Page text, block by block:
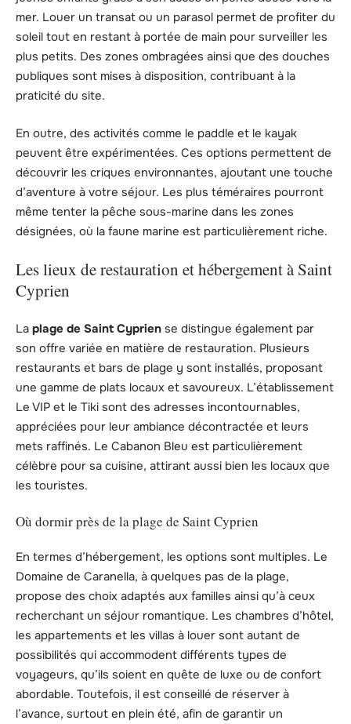
mer. Louer un transat ou un parasol permet de profiter du
soleil tout en restant à portée de main pour surveiller les
plus petits. Des zones ombragées ainsi que des douches
publiques sont mises à disposition, contribuant à la
praticité du site.
En outre, des activités comme le paddle et le kayak
peuvent être expérimentées. Ces options permettent de
découvrir les criques environnantes, ajoutant une touche
d’aventure à votre séjour. Les plus téméraires pourront
même tenter la pêche sous-marine dans les zones
désignées, où la faune marine est particulièrement riche.
Les lieux de restauration et hébergement à Saint
Cyprien
La plage de Saint Cyprien se distingue également par
son offre variée en matière de restauration. Plusieurs
restaurants et bars de plage y sont installés, proposant
une gamme de plats locaux et savoureux. L’établissement
Le VIP et le Tiki sont des adresses incontournables,
appréciées pour leur ambiance décontractée et leurs
mets raffinés. Le Cabanon Bleu est particulièrement
célèbre pour sa cuisine, attirant aussi bien les locaux que
les touristes.
Où dormir près de la plage de Saint Cyprien
En termes d’hébergement, les options sont multiples. Le
Domaine de Caranella, à quelques pas de la plage,
propose des choix adaptés aux familles ainsi qu’à ceux
recherchant un séjour romantique. Les chambres d’hôtel,
les appartements et les villas à louer sont autant de
possibilités qui accommodent différents types de
voyageurs, qu’ils soient en quête de luxe ou de confort
abordable. Toutefois, il est conseillé de réserver à
l’avance, surtout en plein été, afin de garantir un